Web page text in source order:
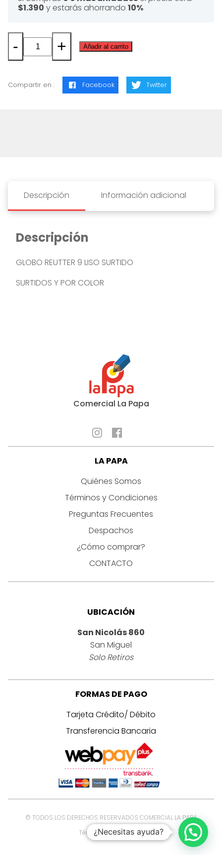
$1.390 y estarás ahorrando 10%
-
GLOBO
REUTTER
LISO
+ Añadir al carrito
Compartir en : Facebook Twitter
Descripción Información adicional
Descripción
GLOBO REUTTER 9 LISO SURTIDO
SURTIDOS Y POR COLOR
Comercial La Papa
LA PAPA
Quiénes Somos
Términos y Condiciones
Preguntas Frecuentes
Despachos
¿Cómo comprar?
CONTACTO
UBICACIÓN
San Nicolás 860
San Miguel
Solo Retiros
FORMAS DE PAGO
Tarjeta Crédito/ Débito
Transferencia Bancaria
© TODOS LOS DERECHOS RESERVADOS COMERCIAL LA PAPA
Términos y Condiciones
¿Necesitas ayuda?